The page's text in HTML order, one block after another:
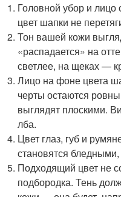
Головной убор и лицо
цвет шапки не
Тон вашей кожи
«распадается» на
светлее, на щеках —
Лицо на фоне цвета
черты остаются
выглядят плоскими.
лба.
Цвет глаз, губ и
становятся
Подходящий цвет не
подбородка. Тень